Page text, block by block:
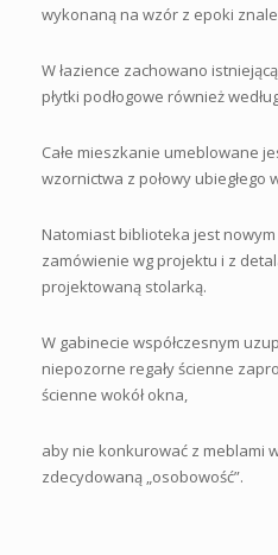
wykonaną na wzór z epoki
W łazience zachowano
płytki podłogowe również
Całe mieszkanie umeblowane
wzornictwa z połowy ubiegłego
Natomiast biblioteka jest
zamówienie wg projektu i z
projektowaną stolarką.
W gabinecie współczesnym
niepozorne regały ścienne
ścienne wokół okna,
aby nie konkurować z meblami
zdecydowaną „osobowość”.